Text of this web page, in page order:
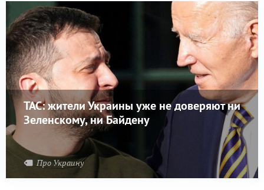
TAC: жители Украины уже не доверяют ни
Зеленскому, ни Байдену
Про Украину